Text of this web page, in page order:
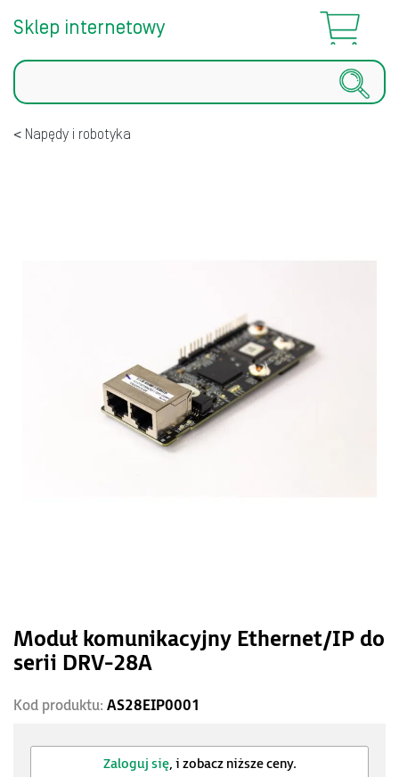
Sklep internetowy
Szukaj
Napędy i robotyka
Moduł komunikacyjny Ethernet/IP do
serii DRV-28A
Kod produktu: AS28EIP0001
Zaloguj się, i zobacz niższe ceny.